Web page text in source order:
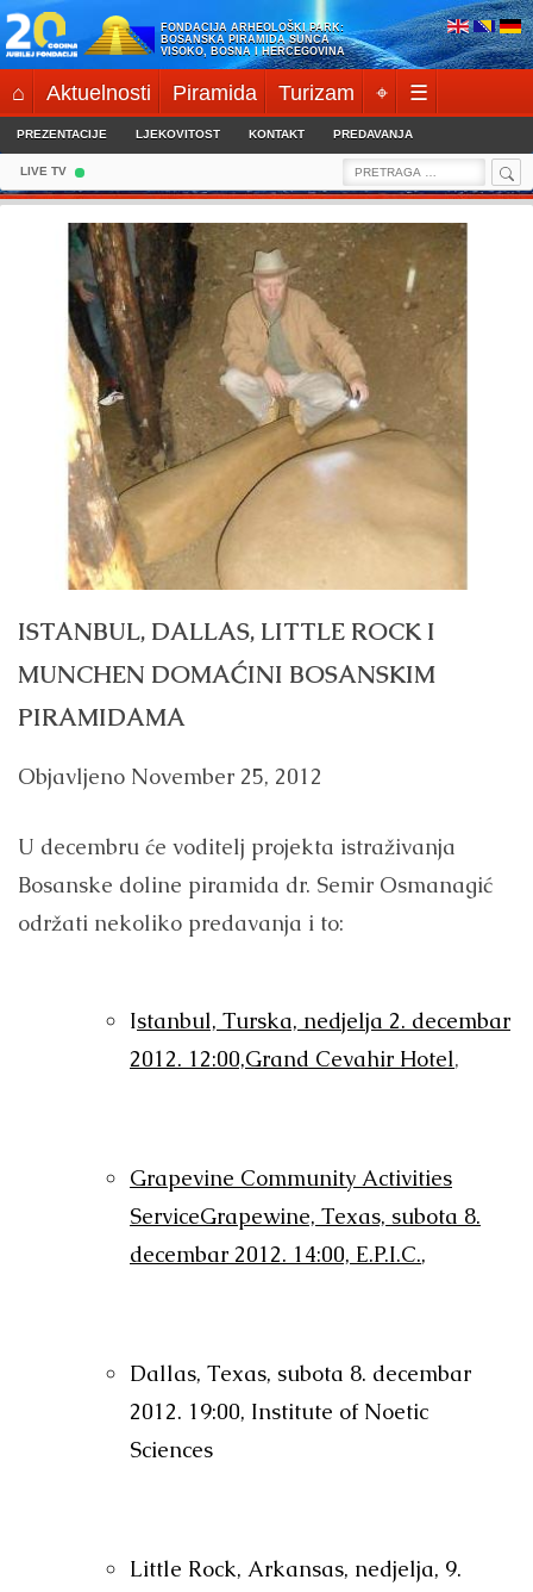
Skip
to
content
FONDACIJA ARHEOLOŠKI PARK:
BOSANSKA PIRAMIDA SUNCA
VISOKO, BOSNA I HERCEGOVINA
⌂ Aktuelnosti Piramida Turizam ⌖ ☰
PREZENTACIJE LJEKOVITOST KONTAKT PREDAVANJA
LIVE TV
Search
for:
ISTANBUL, DALLAS, LITTLE ROCK I
MUNCHEN DOMAĆINI BOSANSKIM
PIRAMIDAMA
Objavljeno November 25, 2012
U decembru će voditelj projekta istraživanja
Bosanske doline piramida dr. Semir Osmanagić
održati nekoliko predavanja i to:
Istanbul, Turska, nedjelja 2. decembar
2012. 12:00,Grand Cevahir Hotel,
Grapevine Community Activities
ServiceGrapewine, Texas, subota 8.
decembar 2012. 14:00, E.P.I.C.,
Dallas, Texas, subota 8. decembar
2012. 19:00, Institute of Noetic
Sciences
Little Rock, Arkansas, nedjelja, 9.